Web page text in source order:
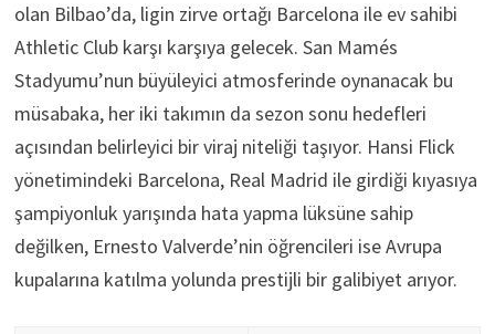
olan Bilbao’da, ligin zirve ortağı Barcelona ile ev sahibi
Athletic Club karşı karşıya gelecek. San Mamés
Stadyumu’nun büyüleyici atmosferinde oynanacak bu
müsabaka, her iki takımın da sezon sonu hedefleri
açısından belirleyici bir viraj niteliği taşıyor. Hansi Flick
yönetimindeki Barcelona, Real Madrid ile girdiği kıyasıya
şampiyonluk yarışında hata yapma lüksüne sahip
değilken, Ernesto Valverde’nin öğrencileri ise Avrupa
kupalarına katılma yolunda prestijli bir galibiyet arıyor.